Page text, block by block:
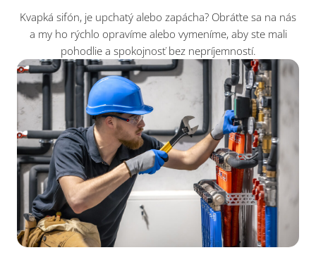
Kvapká sifón, je upchatý alebo zapácha? Obráťte sa na nás
a my ho rýchlo opravíme alebo vymeníme, aby ste mali
pohodlie a spokojnosť bez nepríjemností.